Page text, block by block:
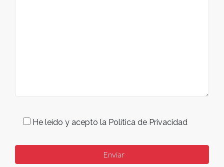
He leído y acepto la Política de Privacidad